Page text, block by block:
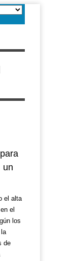
un
el alta
el
los
de